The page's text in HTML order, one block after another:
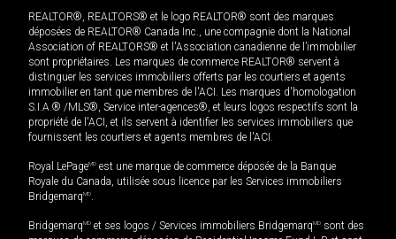
REALTOR®, REALTORS® et le logo REALTOR® sont des marques
déposées de REALTOR® Canada Inc., une compagnie dont la National
Association of REALTORS® et l'Association canadienne de l’immobilier
sont propriétaires. Les marques de commerce REALTOR® servent à
distinguer les services immobiliers offerts par les courtiers et agents
immobilier en tant que membres de l'ACI. Les marques d'homologation
S.I.A.® /MLS®, Service inter-agences®, et leurs logos respectifs sont la
propriété de l'ACI, et ils servent à identifier les services immobiliers que
fournissent les courtiers et agents membres de l'ACI.
Royal LePageMD est une marque de commerce déposée de la Banque
Royale du Canada, utilisée sous licence par les Services immobiliers
BridgemarqMD.
BridgemarqMD et ses logos / Services immobiliers BridgemarqMD sont des